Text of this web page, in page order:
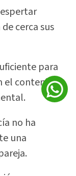
cerca sus
para
el contenido
no ha
una